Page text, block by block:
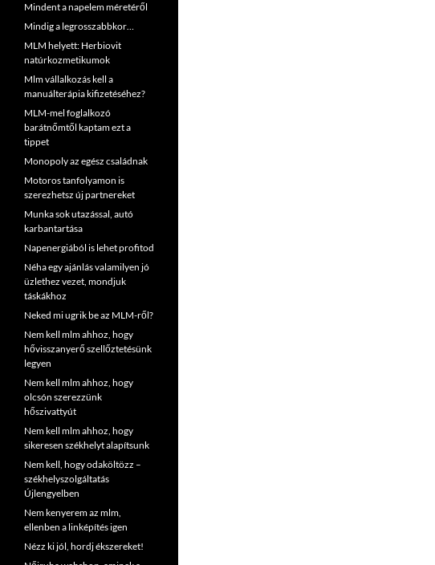
Mindent a napelem méretéről
Mindig a legrosszabbkor…
MLM helyett: Herbiovit
natúrkozmetikumok
Mlm vállalkozás kell a
manuálterápia kifizetéséhez?
MLM-mel foglalkozó
barátnőmtől kaptam ezt a
tippet
Monopoly az egész családnak
Motoros tanfolyamon is
szerezhetsz új partnereket
Munka sok utazással, autó
karbantartása
Napenergiából is lehet profitod
Néha egy ajánlás valamilyen jó
üzlethez vezet, mondjuk
táskákhoz
Neked mi ugrik be az MLM-ről?
Nem kell mlm ahhoz, hogy
hővisszanyerő szellőztetésünk
legyen
Nem kell mlm ahhoz, hogy
olcsón szerezzünk
hőszivattyút
Nem kell mlm ahhoz, hogy
sikeresen székhelyt alapítsunk
Nem kell, hogy odaköltözz –
székhelyszolgáltatás
Újlengyelben
Nem kenyerem az mlm,
ellenben a linképítés igen
Nézz ki jól, hordj ékszereket!